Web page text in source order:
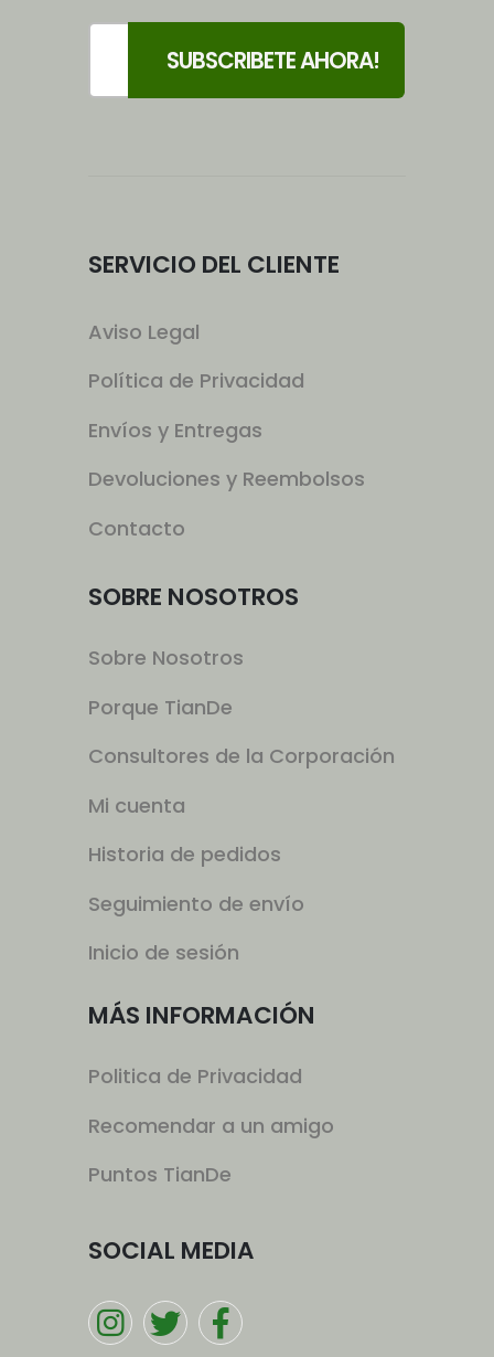
SERVICIO DEL CLIENTE
Aviso Legal
Política de Privacidad
Envíos y Entregas
Devoluciones y Reembolsos
Contacto
SOBRE NOSOTROS
Sobre Nosotros
Porque TianDe
Consultores de la Corporación
Mi cuenta
Historia de pedidos
Seguimiento de envío
Inicio de sesión
MÁS INFORMACIÓN
Politica de Privacidad
Recomendar a un amigo
Puntos TianDe
SOCIAL MEDIA